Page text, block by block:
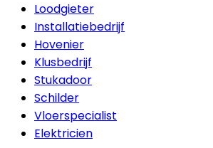
Loodgieter
Installatiebedrijf
Hovenier
Klusbedrijf
Stukadoor
Schilder
Vloerspecialist
Elektricien